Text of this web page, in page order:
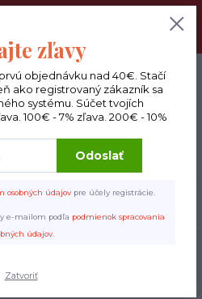
objednávky (Packeta BOX ), 50€
PROGRAME!
Menu
EUR
zľavy
objednávku nad 40€. Stačí
ako registrovaný zákazník sa
systému. Súčet tvojích
100€ - 7% zľava. 200€ - 10%
Odoslať
osobných údajov pre účely registrácie.
e-mailom podľa podmienok spracovania
údajov.
Zatvoriť